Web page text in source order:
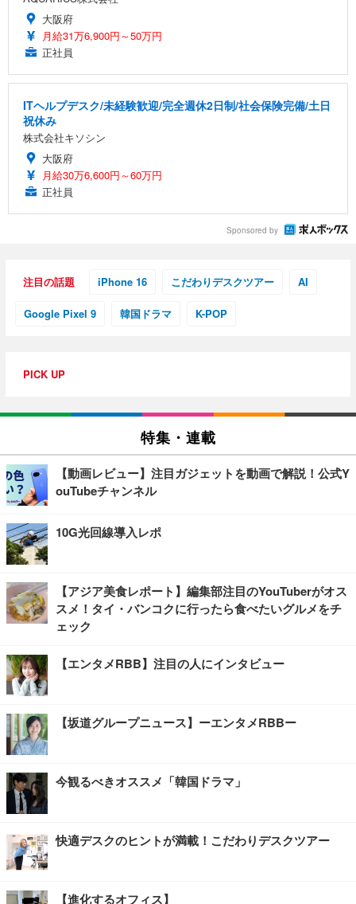
ッシュ 通気性 ランバーサポート付き 腰サポート ガ
勤務 ブラック
￥4,139
HOOTER Gaming Monitor 24” Essential ゲーミン
￥34,980
アイリスオーヤマ ペットシーツ 超厚型 お徳用 レギ
ュラー 200枚入【Amazon.co.jp限定】
大阪府
月給31万6,900円～50万円
正社員
ITヘルプデスク/未経験歓迎/完全週休2日制/社会保険完備/土日
祝休み
株式会社キソシン
大阪府
月給30万6,600円～60万円
正社員
Sponsored by
注目の話題 iPhone 16 こだわりデスクツアー AI
Google Pixel 9 韓国ドラマ K-POP
PICK UP
特集・連載
【動画レビュー】注目ガジェットを動画で解説！公式Y
ouTubeチャンネル
10G光回線導入レポ
【アジア美食レポート】編集部注目のYouTuberがオス
スメ！タイ・バンコクに行ったら食べたいグルメをチ
ェック
【エンタメRBB】注目の人にインタビュー
【坂道グループニュース】ーエンタメRBBー
今観るべきオススメ「韓国ドラマ」
快適デスクのヒントが満載！こだわりデスクツアー
【進化するオフィス】